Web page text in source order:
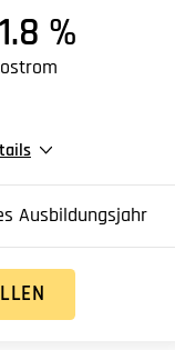
%
Ausbildungsjahr